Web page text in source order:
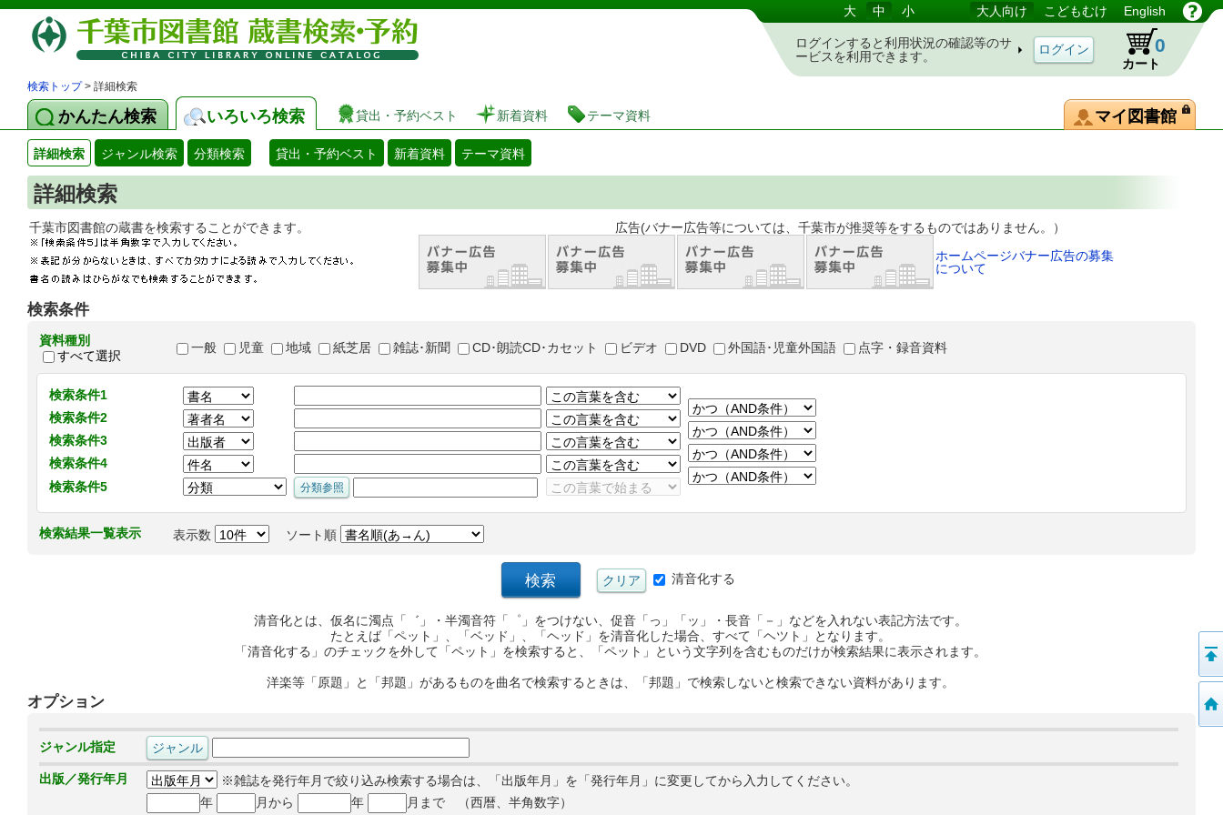
図書館 蔵書検索・予約システム 大 中 小 大人向け こどもむけ English
ログインすると利用状況の確認等のサ
ービスを利用できます。
カート
0
検索トップ> 詳細検索
かんたん検索 いろいろ検索 貸出・予約ベスト 新着資料 テーマ資料 マイ図書館
詳細検索 ジャンル検索 分類検索 貸出・予約ベスト 新着資料 テーマ資料
詳細検索
千葉市図書館の蔵書を検索することができます。 広告(バナー広告等については、千葉市が推奨等をするものではありません。）
ホームページバナー広告の募集
について
検索条件
資料種別
すべて選択
一般 児童 地域 紙芝居 雑誌･新聞 CD･朗読CD･カセット ビデオ DVD 外国語･児童外国語 点字・録音資料
検索条件1
検索条件2
検索条件3
検索条件4
検索条件5
検索結果一覧表示 表示数 ソート順
清音化する
清音化とは、仮名に濁点「゛」・半濁音符「゜」をつけない、促音「っ」「ッ」・長音「－」などを入れない表記方法です。
たとえば「ペット」、「ベッド」、「ヘッド」を清音化した場合、すべて「ヘツト」となります。
「清音化する」のチェックを外して「ペット」を検索すると、「ペット」という文字列を含むものだけが検索結果に表示されます。
洋楽等「原題」と「邦題」があるものを曲名で検索するときは、「邦題」で検索しないと検索できない資料があります。
オプション
ジャンル指定
出版／発行年月
※雑誌を発行年月で絞り込み検索する場合は、「出版年月」を「発行年月」に変更してから入力してください。
年
月から 年 月まで （西暦、半角数字）